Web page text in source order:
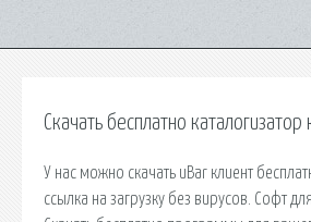
Скачать бесплатно каталогизатор
У нас можно скачать uBar клиент
ссылка на загрузку без вирусов. Софт